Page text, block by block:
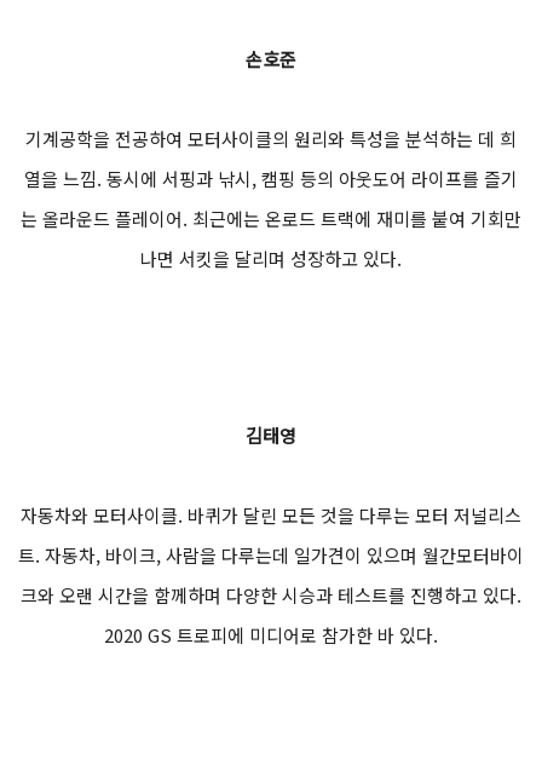
손호준
기계공학을 전공하여 모터사이클의 원리와 특성을 분석하는 데 희
열을 느낌. 동시에 서핑과 낚시, 캠핑 등의 아웃도어 라이프를 즐기
는 올라운드 플레이어. 최근에는 온로드 트랙에 재미를 붙여 기회만
나면 서킷을 달리며 성장하고 있다.
김태영
자동차와 모터사이클. 바퀴가 달린 모든 것을 다루는 모터 저널리스
트. 자동차, 바이크, 사람을 다루는데 일가견이 있으며 월간모터바이
크와 오랜 시간을 함께하며 다양한 시승과 테스트를 진행하고 있다.
2020 GS 트로피에 미디어로 참가한 바 있다.